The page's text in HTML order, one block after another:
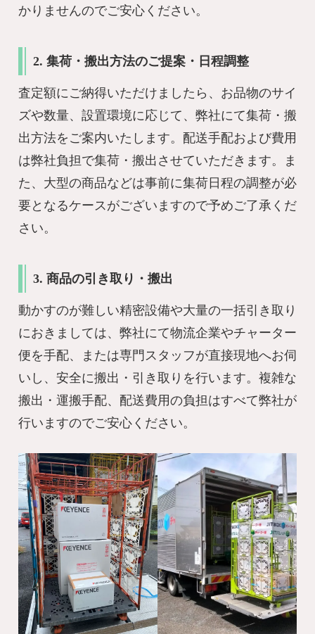
かりませんのでご安心ください。
2. 集荷・搬出方法のご提案・日程調整
査定額にご納得いただけましたら、お品物のサイ
ズや数量、設置環境に応じて、弊社にて集荷・搬
出方法をご案内いたします。配送手配および費用
は弊社負担で集荷・搬出させていただきます。ま
た、大型の商品などは事前に集荷日程の調整が必
要となるケースがございますので予めご了承くだ
さい。
3. 商品の引き取り・搬出
動かすのが難しい精密設備や大量の一括引き取り
におきましては、弊社にて物流企業やチャーター
便を手配、または専門スタッフが直接現地へお伺
いし、安全に搬出・引き取りを行います。複雑な
搬出・運搬手配、配送費用の負担はすべて弊社が
行いますのでご安心ください。